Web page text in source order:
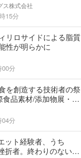
ス株式会社
15分
リロサイドによる脂質
性が明らかに
分
を創造する技術者の祭
品素材/添加物展・会
分
ット経験者、うち
折者。終わりのないダ